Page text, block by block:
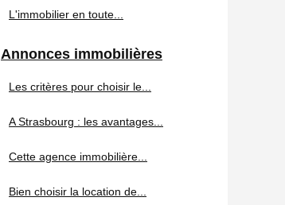
L'immobilier en toute...
Annonces immobilières
Les critères pour choisir le...
A Strasbourg : les avantages...
Cette agence immobilière...
Bien choisir la location de...